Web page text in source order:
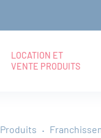
LOCATION ET
VENTE PRODUITS
Produits